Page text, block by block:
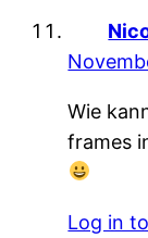
Wie
frames
Log in